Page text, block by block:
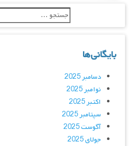
بایگانی‌ها
دسامبر 2025
نوامبر 2025
اکتبر 2025
سپتامبر 2025
آگوست 2025
جولای 2025